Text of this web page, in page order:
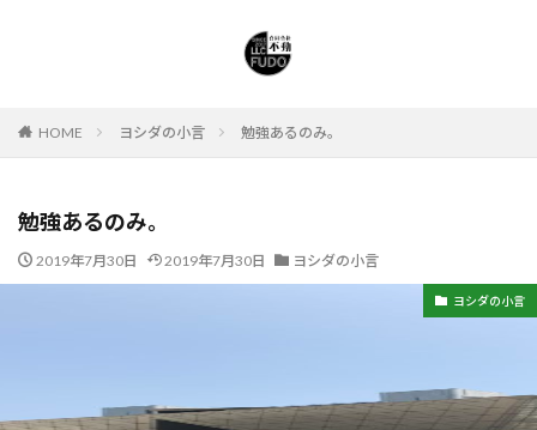
HOME ヨシダの小言 勉強あるのみ。
勉強あるのみ。
2019年7月30日 2019年7月30日 ヨシダの小言
ヨシダの小言